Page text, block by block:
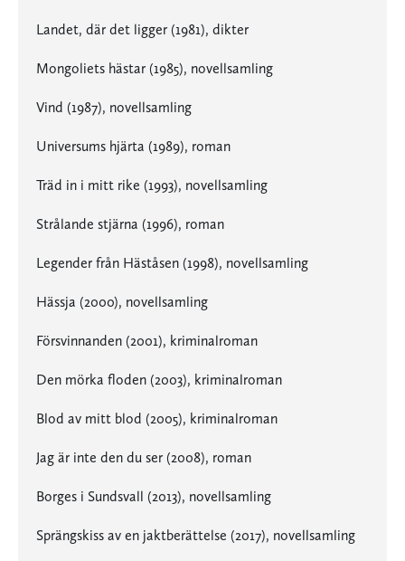
Landet, där det ligger (1981), dikter
Mongoliets hästar (1985), novellsamling
Vind (1987), novellsamling
Universums hjärta (1989), roman
Träd in i mitt rike (1993), novellsamling
Strålande stjärna (1996), roman
Legender från Häståsen (1998), novellsamling
Hässja (2000), novellsamling
Försvinnanden (2001), kriminalroman
Den mörka floden (2003), kriminalroman
Blod av mitt blod (2005), kriminalroman
Jag är inte den du ser (2008), roman
Borges i Sundsvall (2013), novellsamling
Sprängskiss av en jaktberättelse (2017), novellsamling